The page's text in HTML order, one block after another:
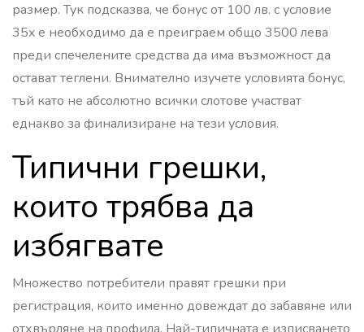
размер. Тук подсказва, че бонус от 100 лв. с условие
35x е необходимо да е преиграем общо 3500 лева
преди спечелените средства да има възможност да
остават теглени. Внимателно изучете условията бонус,
тъй като не абсолютно всички слотове участват
еднакво за финализиране на тези условия.
Типични грешки,
които трябва да
избягвате
Множество потребители правят грешки при
регистрация, които именно довеждат до забавяне или